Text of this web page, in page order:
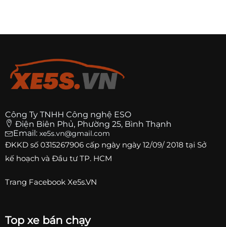
Công Ty TNHH Công nghệ ESO
Điện Biên Phủ, Phường 25, Bình Thạnh
Email: xe5s.vn@gmail.com
ĐKKD số 0315267906 cấp ngày ngày 12/09/ 2018 tại Sở
kế hoạch và Đầu tư TP. HCM
Trang Facebook Xe5s.VN
Top xe bán chạy